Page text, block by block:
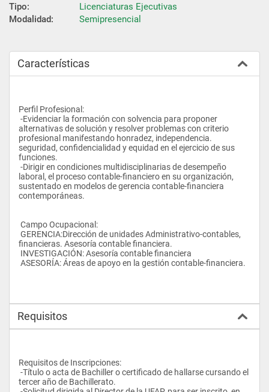
Tipo:
Licenciaturas Ejecutivas
Modalidad:
Semipresencial
Características
Perfil Profesional:
alternativas de solución y resolver problemas con criterio
profesional manifestando honradez, independencia.
seguridad, confidencialidad y equidad en el ejercicio de sus
funciones.
laboral, el proceso contable-financiero en su organización,
sustentado en modelos de gerencia contable-financiera
contemporáneas.
Campo Ocupacional:
financieras. Asesoría contable financiera.
INVESTIGACIÓN: Asesoría contable financiera
ASESORÍA: Áreas de apoyo en la gestión contable-financiera.
Requisitos
Requisitos de Inscripciones:
tercer año de Bachillerato.